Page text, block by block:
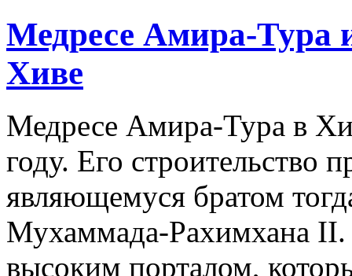
Медресе Амира-Тура
Хиве
Медресе Амира-Тура в
году. Его строительство
являющемуся братом
Мухаммада-Рахимхана II.
высоким порталом,